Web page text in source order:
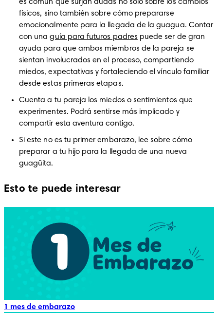
es común que surjan dudas no solo sobre los cambios
físicos, sino también sobre cómo prepararse
emocionalmente para la llegada de la guagua. Contar
con una guía para futuros padres puede ser de gran
ayuda para que ambos miembros de la pareja se
sientan involucrados en el proceso, compartiendo
miedos, expectativas y fortaleciendo el vínculo familiar
desde estas primeras etapas.
Cuenta a tu pareja los miedos o sentimientos que
experimentes. Podrá sentirse más implicado y
compartir esta aventura contigo.
Si este no es tu primer embarazo, lee sobre cómo
preparar a tu hijo para la llegada de una nueva
guagüita.
Esto te puede interesar
1 mes de embarazo